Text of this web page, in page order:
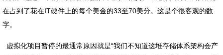
在占到了花在IT硬件上的每个美金的33至70美分。这是个很客观的数
字。
虚拟化项目暂停的最通常原因就是“我们不知道这堆存储体系架构会产